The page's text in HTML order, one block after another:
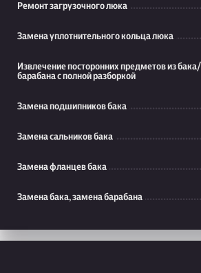
Ремонт загрузочного люка
Замена уплотнительного кольца люка
Извлечение посторонних предметов из бака/
барабана с полной разборкой
Замена подшипников бака
Замена сальников бака
Замена фланцев бака
Замена бака, замена барабана